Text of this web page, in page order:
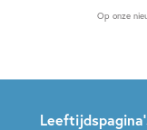
Op onze